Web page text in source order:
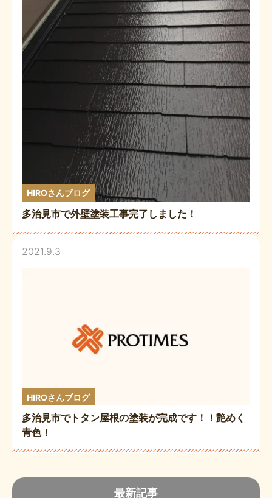
最新記事
HIROさんブログ
多治見市で外壁塗装工事完了しました！
2021.9.3
HIROさんブログ
多治見市でトタン屋根の塗装が完成です！！艶めく
青色！